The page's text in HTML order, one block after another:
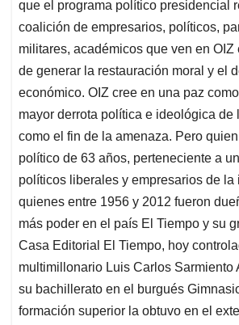
que el programa político presidencial
coalición de empresarios, políticos,
militares, académicos que ven en OIZ
de generar la restauración moral y el
económico. OIZ cree en una paz
mayor derrota política e ideológica de
como el fin de la amenaza. Pero
político de 63 años, perteneciente a
políticos liberales y empresarios de la
quienes entre 1956 y 2012 fueron
más poder en el país El Tiempo y su
Casa Editorial El Tiempo, hoy
multimillonario Luis Carlos Sarmiento
su bachillerato en el burgués
formación superior la obtuvo en el